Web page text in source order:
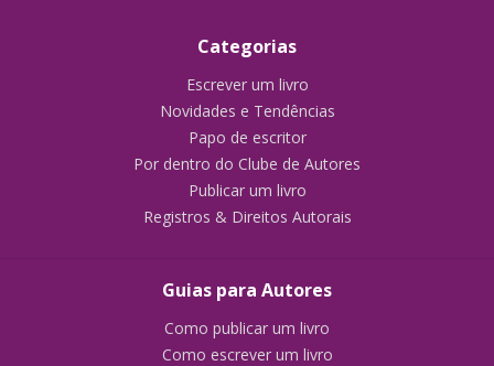
Categorias
Escrever um livro
Novidades e Tendências
Papo de escritor
Por dentro do Clube de Autores
Publicar um livro
Registros & Direitos Autorais
Guias para Autores
Como publicar um livro
Como escrever um livro